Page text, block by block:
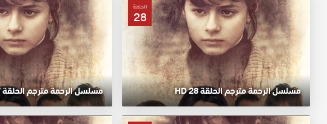
الحلقة
28
مسلسل الرحمة مترجم الحلقة 28 HD مسلسل الرحمة مترجم الحلقة 27 HD